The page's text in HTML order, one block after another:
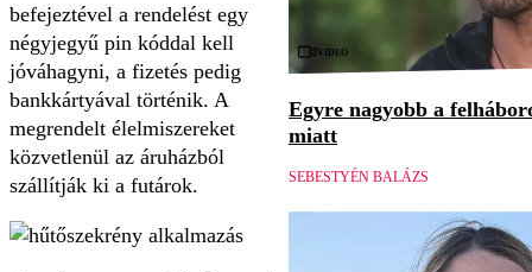
befejeztével a rendelést egy
négyjegyű pin kóddal kell
jóváhagyni, a fizetés pedig
bankkártyával történik. A
megrendelt élelmiszereket
közvetlenül az áruházból
szállítják ki a futárok.
Videó
Egyre nagyobb a
miatt
SEBESTYÉN BALÁZS